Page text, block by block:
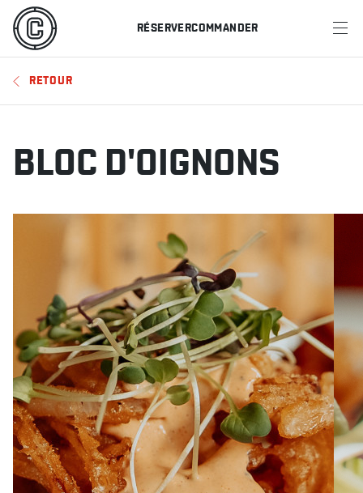
RÉSERVERCOMMANDER
MENU
RESTAURANTS
OFFRES ET PROMOTIONS
HORAIRE DES SPORTS
RÉSERVER
COMMANDER
À PROPOS EMPLOIS EN ÉPICERIE BOUTIQUE
TRAITEUR ÉVÉNEMENTIEL NOUS JOINDRE
DONNER VOTRE OPINION
RETOUR
BLOC D'OIGNONS